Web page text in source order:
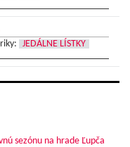
JEDÁLNE LÍSTKY
sezónu na hrade Ľupča